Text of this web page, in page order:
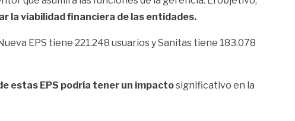
la viabilidad financiera de las entidades.
EPS tiene 221.248 usuarios y Sanitas tiene 183.078
estas EPS podría tener un impactosignificativo en la